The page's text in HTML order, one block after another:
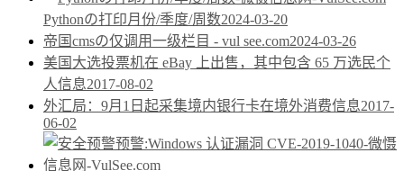
Pythonの打印月份/季度/周数2024-03-20
帝国cmsの仅调用一级栏目 - vul see.com2024-03-26
美国大选投票机在 eBay 上出售，其中包含 65 万选民个
人信息2017-08-02
外汇局：9月1日起采集境内银行卡在境外消费信息2017-
06-02